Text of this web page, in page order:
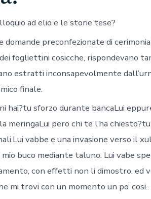
ad elio e le storie tese?
preconfezionate di
fogliettini cosicche, rispondevano
estratti inconsapevolmente
finale.
hai?tu sforzo durante bancaLui
meringaLui pero chi te l’ha
vabbe e una invasione verso il
buco mediante taluno. Lui vabe
con effetti non li dimostro. ed
mi trovi con un momento un po’ cosi..